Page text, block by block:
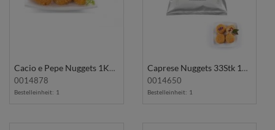
Cacio e Pepe Nuggets 1Kg Vorfrittiert FIORAVANTI
0014878
Bestelleinheit: 1
Caprese Nuggets 33Stk 1Kg FIORAVANTI
0014650
Bestelleinheit: 1